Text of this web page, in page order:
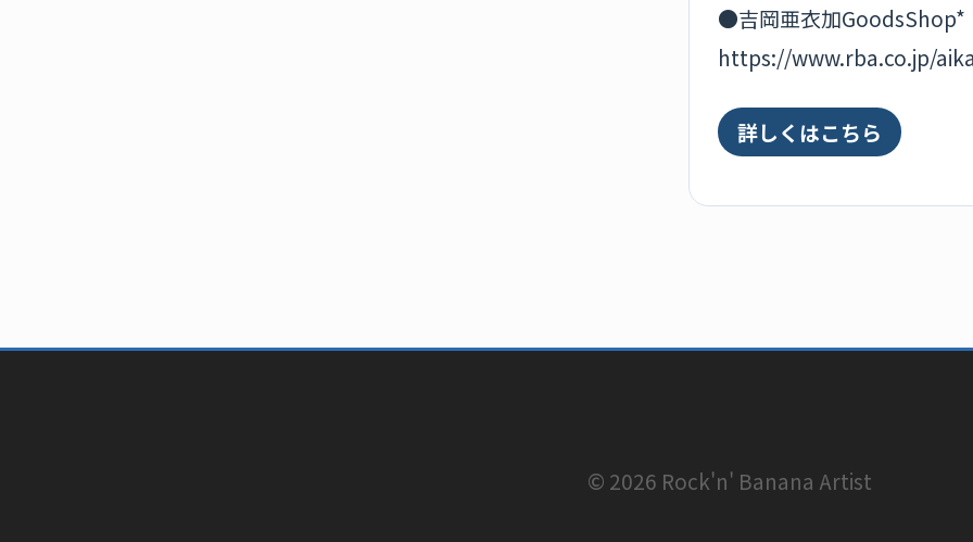
●吉岡亜衣加GoodsShop*
https://www.rba.co.jp/
詳しくはこちら
© 2026 Rock'n' Banana Artist